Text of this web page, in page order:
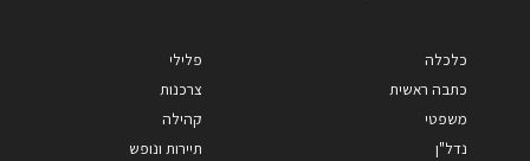
כלכלה
כתבה ראשית
משפטי
נדל"ן
פלילי
צרכנות
קהילה
תיירות ונופש